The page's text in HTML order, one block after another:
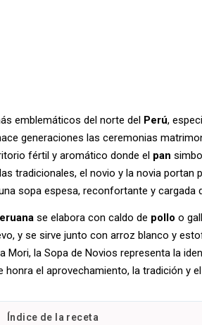
emblemáticos del norte del Perú,
generaciones las ceremonias
fértil y aromático donde el pan
tradicionales, el novio y la novia portan
sopa espesa, reconfortante y cargada
se elabora con caldo de pollo o
y se sirve junto con arroz blanco y
Mori, la Sopa de Novios representa la
honra el aprovechamiento, la tradición y
Índice de la receta